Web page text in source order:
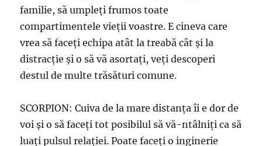
familie, să umpleţi frumos toate
compartimentele vieţii voastre. E cineva care
vrea să faceţi echipa atât la treabă cât şi la
distracţie şi o să vă asortaţi, veţi descoperi
destul de multe trăsături comune.
SCORPION: Cuiva de la mare distanţa îi e dor de
voi şi o să faceţi tot posibilul să vă-ntâlniţi ca să
luaţi pulsul relaţiei. Poate faceţi o inginerie